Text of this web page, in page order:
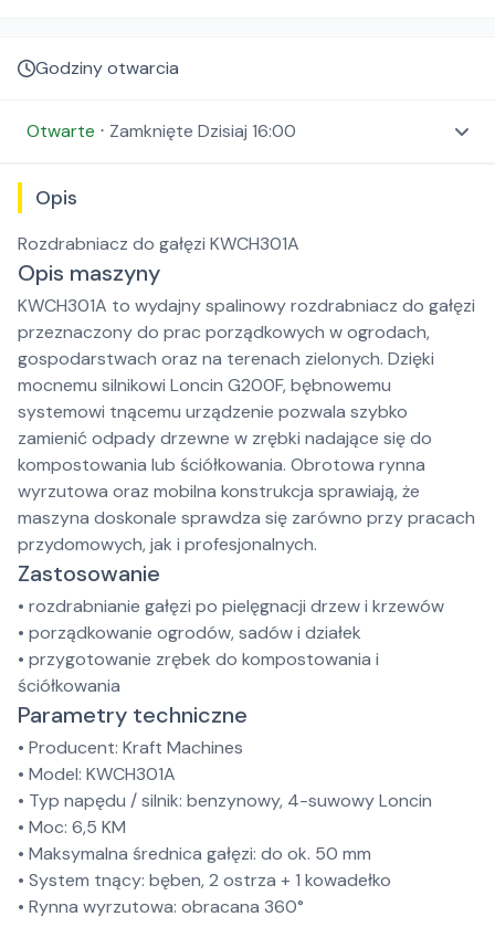
Godziny otwarcia
Otwarte ⋅ Zamknięte Dzisiaj 16:00
Opis
Rozdrabniacz do gałęzi KWCH301A
Opis maszyny
KWCH301A to wydajny spalinowy rozdrabniacz do gałęzi
przeznaczony do prac porządkowych w ogrodach,
gospodarstwach oraz na terenach zielonych. Dzięki
mocnemu silnikowi Loncin G200F, bębnowemu
systemowi tnącemu urządzenie pozwala szybko
zamienić odpady drzewne w zrębki nadające się do
kompostowania lub ściółkowania. Obrotowa rynna
wyrzutowa oraz mobilna konstrukcja sprawiają, że
maszyna doskonale sprawdza się zarówno przy pracach
przydomowych, jak i profesjonalnych.
Zastosowanie
• rozdrabnianie gałęzi po pielęgnacji drzew i krzewów
• porządkowanie ogrodów, sadów i działek
• przygotowanie zrębek do kompostowania i
ściółkowania
Parametry techniczne
• Producent: Kraft Machines
• Model: KWCH301A
• Typ napędu / silnik: benzynowy, 4-suwowy Loncin
• Moc: 6,5 KM
• Maksymalna średnica gałęzi: do ok. 50 mm
• System tnący: bęben, 2 ostrza + 1 kowadełko
• Rynna wyrzutowa: obracana 360°